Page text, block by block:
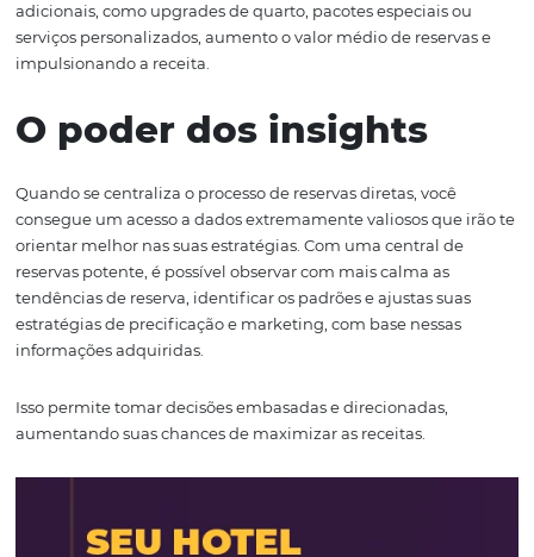
ACentral de Reservaspermite que todas as etapas do
de reservas sejam gerenciadas de forma integrada.
consulta inicial até o pagamento e a confirmação da
a operação, reduzindo erros e garantindo um fluxo mais
centralização das etapas de reserva permite uma visão
completa dos dados, facilitando a análise e o
Ao centralizar as operações de reservas, os hotéis podem
aprimorar sua capacidade deupsellingecross-selling
de reservas pode identificar oportunidades de oferecer
serviços personalizados, aumento o valor médio de
O poder dos insights